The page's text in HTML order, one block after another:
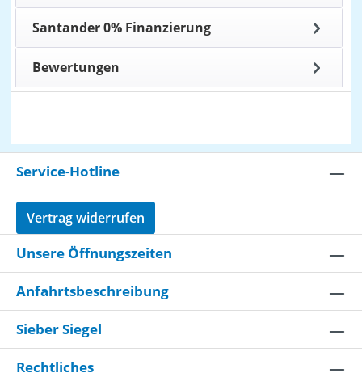
Santander 0% Finanzierung
Bewertungen
Service-Hotline
Vertrag widerrufen
Unsere Öffnungszeiten
Anfahrtsbeschreibung
Sieber Siegel
Rechtliches